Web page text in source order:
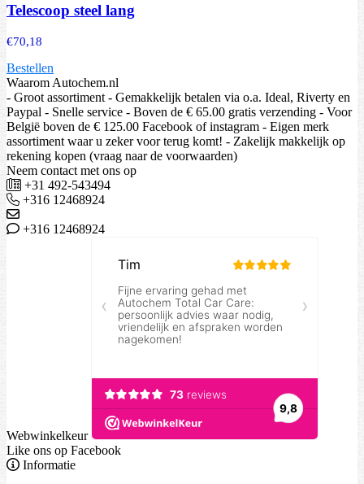
Telescoop steel lang
€70,18
Bestellen
Waarom Autochem.nl
- Groot assortiment - Gemakkelijk betalen via o.a. Ideal, Riverty en
Paypal - Snelle service - Boven de € 65.00 gratis verzending - Voor
België boven de € 125.00 Facebook of instagram - Eigen merk
assortiment waar u zeker voor terug komt! - Zakelijk makkelijk op
rekening kopen (vraag naar de voorwaarden)
Neem contact met ons op
+31 492-543494
+316 12468924
+316 12468924
Webwinkelkeur
Like ons op Facebook
Informatie